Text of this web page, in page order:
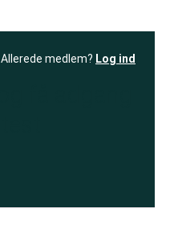
Allerede medlem? Log ind